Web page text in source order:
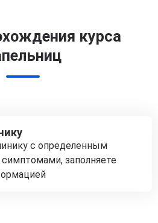
курса
с определенным
заполняете